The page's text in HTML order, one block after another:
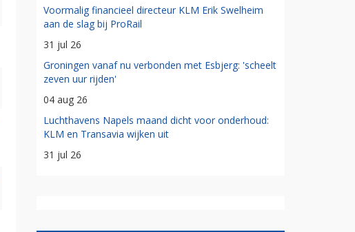
Voormalig financieel directeur KLM Erik Swelheim
aan de slag bij ProRail
31 jul 26
Groningen vanaf nu verbonden met Esbjerg: 'scheelt
zeven uur rijden'
04 aug 26
Luchthavens Napels maand dicht voor onderhoud:
KLM en Transavia wijken uit
31 jul 26